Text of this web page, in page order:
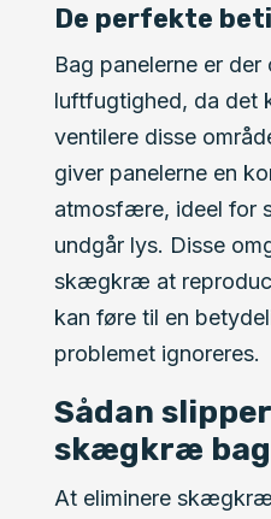
De perfekte
Bag panelerne er der
luftfugtighed, da
ventilere disse
giver panelerne en
atmosfære, ideel for
undgår lys. Disse
skægkræ at
kan føre til en
problemet ignoreres.
Sådan
skægkræ bag
At eliminere